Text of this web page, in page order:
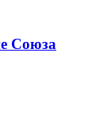
Союза